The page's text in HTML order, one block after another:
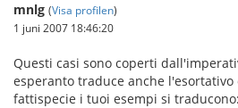
mnlg (Visa profilen)
1 juni 2007 18:46:20
Questi casi sono coperti
esperanto traduce anche l'esortativo
fattispecie i tuoi esempi si traducono: